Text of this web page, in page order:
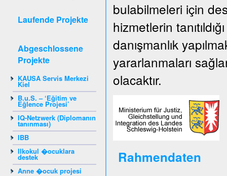
Laufende Projekte
Abgeschlossene
Projekte
KAUSA Servis Merkezi
Kiel
B.u.S. – ‘Eğitim ve
Eğlence Projesi’
IQ-Netzwerk (Diplomanın
tanınması)
IBB
Ilkokul �ocuklara
destek
Anne �ocuk projesi
bulabilmeleri için
hizmetlerin
danışmanlık
yararlanmaları
olacaktır.
Rahmendaten